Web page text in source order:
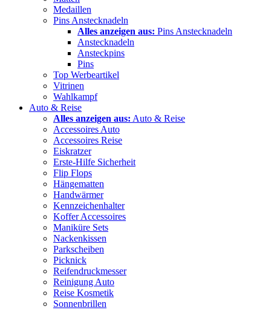
Medaillen
Pins Anstecknadeln
Alles anzeigen aus: Pins Anstecknadeln
Anstecknadeln
Ansteckpins
Pins
Top Werbeartikel
Vitrinen
Wahlkampf
Auto & Reise
Alles anzeigen aus: Auto & Reise
Accessoires Auto
Accessoires Reise
Eiskratzer
Erste-Hilfe Sicherheit
Flip Flops
Hängematten
Handwärmer
Kennzeichenhalter
Koffer Accessoires
Maniküre Sets
Nackenkissen
Parkscheiben
Picknick
Reifendruckmesser
Reinigung Auto
Reise Kosmetik
Sonnenbrillen